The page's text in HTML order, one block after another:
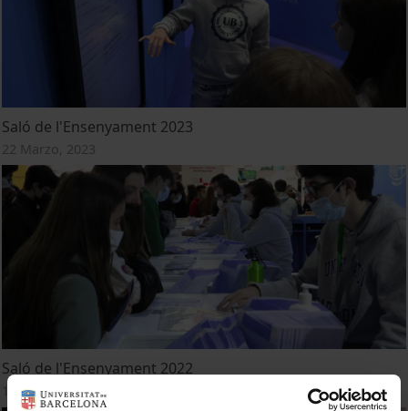
Saló de l'Ensenyament 2023
22 Marzo, 2023
Saló de l'Ensenyament 2022
16 Marzo, 2022